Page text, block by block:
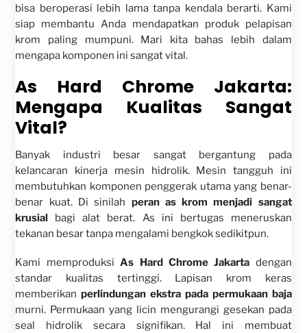
bisa beroperasi lebih lama tanpa kendala berarti. Kami
siap membantu Anda mendapatkan produk pelapisan
krom paling mumpuni. Mari kita bahas lebih dalam
mengapa komponen ini sangat vital.
As Hard Chrome Jakarta:
Mengapa Kualitas Sangat
Vital?
Banyak industri besar sangat bergantung pada
kelancaran kinerja mesin hidrolik. Mesin tangguh ini
membutuhkan komponen penggerak utama yang benar-
benar kuat. Di sinilah peran as krom menjadi sangat
krusial bagi alat berat. As ini bertugas meneruskan
tekanan besar tanpa mengalami bengkok sedikitpun.
Kami memproduksiAs Hard Chrome Jakarta dengan
standar kualitas tertinggi. Lapisan krom keras
memberikanperlindungan ekstra pada permukaan baja
murni. Permukaan yang licin mengurangi gesekan pada
seal hidrolik secara signifikan. Hal ini membuat